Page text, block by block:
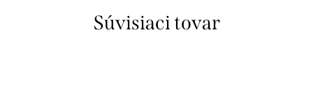
Súvisiaci tovar